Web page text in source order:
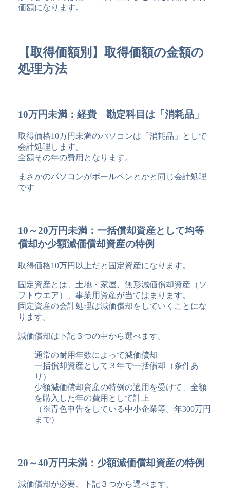
価額になります。
【取得価額別】取得価額の金額の
処理方法
10万円未満：経費 勘定科目は「消耗品」
取得価格10万円未満のパソコンは「消耗品」として
会計処理します。
全額その年の費用となります。
まさかのパソコンがボールペンとかと同じ会計処理
です
10～20万円未満：一括償却資産として均等
償却か少額減価償却資産の特例
取得価格10万円以上だと固定資産になります。
固定資産とは、土地・家屋、無形減価償却資産（ソ
フトウエア）、事業用資産が当てはまります。
固定資産の会計処理は減価償却をしていくことにな
ります。
減価償却は下記３つの中から選べます。
通常の耐用年数によって減価償却
一括償却資産として３年で一括償却（条件あ
り）
少額減価償却資産の特例の適用を受けて、全額
を購入した年の費用として計上
（※青色申告をしている中小企業等。年300万円
まで）
20～40万円未満：少額減価償却資産の特例
減価償却が必要、下記３つから選べます。